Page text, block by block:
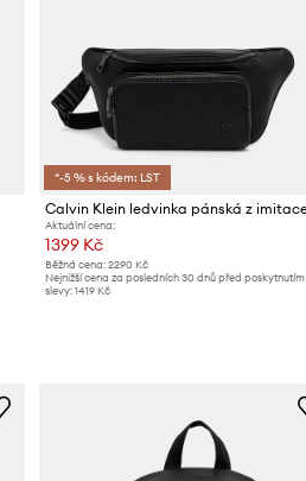
*-5 % s kódem: LST
Aktuální cena:
1399 Kč
Běžná cena: 2290 Kč
Nejnižší cena za posledních 30 dnů před poskytnutím
slevy: 1419 Kč